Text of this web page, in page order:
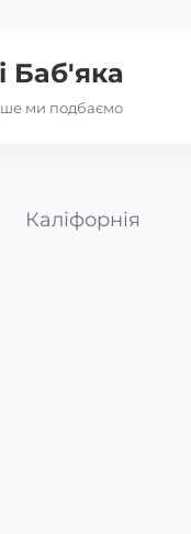
Баб'яка
ми подбаємо
Каліфорнія